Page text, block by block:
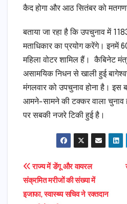
कैद होगा और आठ सितंबर को
बताया जा रहा है कि उपचुनाव में
मताधिकार का प्रयोग करेंगे। इनमें
महिला वोटर शामिल हैं। कैबिनेट
असामयिक निधन से खाली हुई
मंगलवार को उपचुनाव होना है। इस
आमने-सामने की टक्कर वाला चुनाव
पर सबकी नजरे टिकी हुई है।
Post
navigation
राज्य में डेंगू और वायरल
संक्रमित मरीजों की संख्या में
इजाफा, स्वास्थ्य सचिव ने रक्तदान